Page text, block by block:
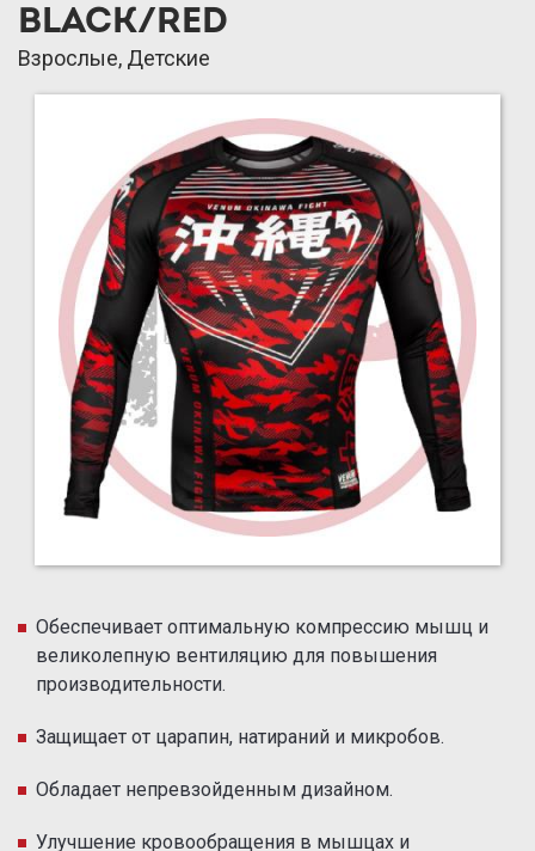
BLACK/RED
Взрослые, Детские
Обеспечивает оптимальную компрессию мышц и
великолепную вентиляцию для повышения
производительности.
Защищает от царапин, натираний и микробов.
Обладает непревзойденным дизайном.
Улучшение кровообращения в мышцах и